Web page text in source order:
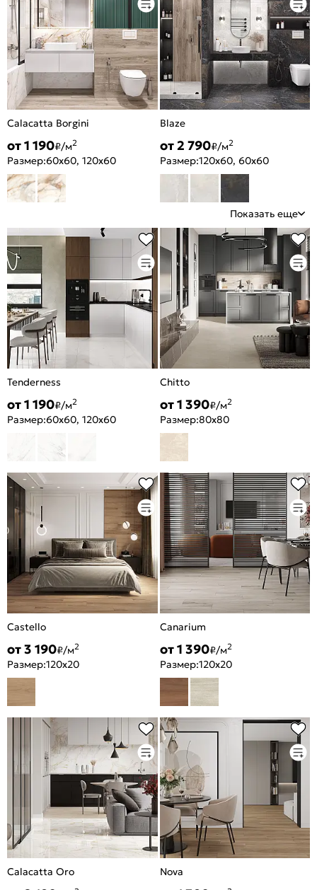
Calacatta Borgini
от 1 190₽/м2
Размер:60x60, 120x60
Blaze
от 2 790₽/м2
Размер:120x60, 60x60
Показать еще
Tenderness
от 1 190₽/м2
Размер:60x60, 120x60
Chitto
от 1 390₽/м2
Размер:80x80
Castello
от 3 190₽/м2
Размер:120x20
Canarium
от 1 390₽/м2
Размер:120x20
Calacatta Oro Nova